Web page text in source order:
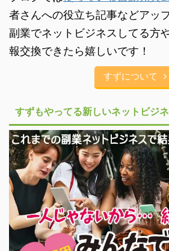
者さんへの役立ち記事などアッ
副業でネットビジネスしてる方
報交換できたら嬉しいです！
すずについて
すずもやってる新しいネットビジ